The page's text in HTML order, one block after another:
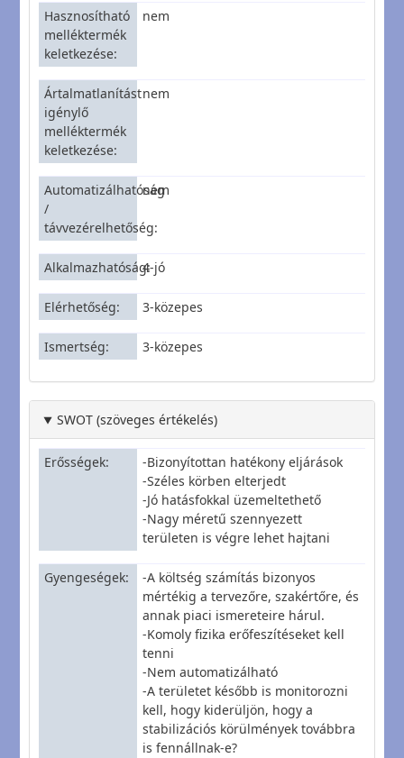
Hasznosítható
melléktermék
keletkezése
nem
Ártalmatlanítást
igénylő
melléktermék
keletkezése
nem
Automatizálhatóság
/
távvezérelhetőség
nem
Alkalmazhatóság4-jó
Elérhetőség 3-közepes
Ismertség 3-közepes
SWOT (szöveges értékelés)
Erősségek
-Bizonyítottan hatékony eljárások
-Széles körben elterjedt
-Jó hatásfokkal üzemeltethető
-Nagy méretű szennyezett
területen is végre lehet hajtani
Gyengeségek
-A költség számítás bizonyos
mértékig a tervezőre, szakértőre, és
annak piaci ismereteire hárul.
-Komoly fizika erőfeszítéseket kell
tenni
-Nem automatizálható
-A területet később is monitorozni
kell, hogy kiderüljön, hogy a
stabilizációs körülmények továbbra
is fennállnak-e?